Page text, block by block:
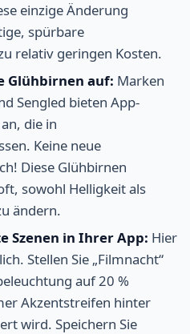
einzige Änderung
spürbare
relativ geringen Kosten.
Glühbirnen auf: Marken
Sengled bieten App-
die in
Keine neue
Diese Glühbirnen
sowohl Helligkeit als
ändern.
Szenen in Ihrer App: Hier
Stellen Sie „Filmnacht“
auf 20 %
Akzentstreifen hinter
wird. Speichern Sie